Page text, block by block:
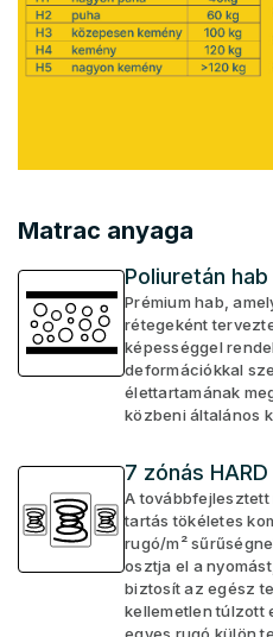
Matrac anyaga
Poliuretán hab
Prémium hab,
rétegeként
képességgel
deformációkkal
élettartamának
közbeni általános
7 zónás
A továbbfejlesztett
tartás tökéletes
rugó/m²
osztja el a
biztosít az egész
kellemetlen túlzott